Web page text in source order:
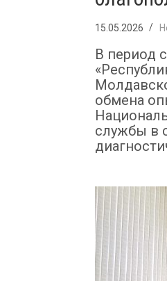
15.05.2026
В период
обмена
службы в